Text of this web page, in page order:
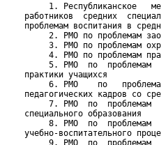
1. Республиканское
работников  средних
проблемам воспитания в
2. РМО по проблемам
3. РМО по проблемам
4. РМО по проблемам
5. РМО  по  проблемам
практики учащихся
6. РМО    по
педагогических кадров со
7. РМО  по  проблемам
специального образования
8. РМО  по  проблемам
учебно-воспитательного
9. РМО  по  проблемам